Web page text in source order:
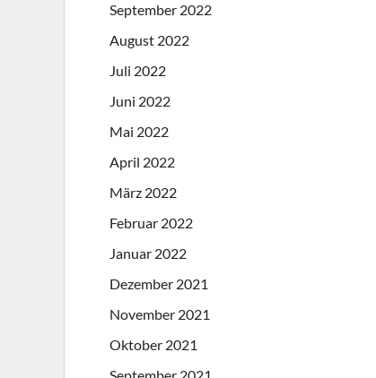
September 2022
August 2022
Juli 2022
Juni 2022
Mai 2022
April 2022
März 2022
Februar 2022
Januar 2022
Dezember 2021
November 2021
Oktober 2021